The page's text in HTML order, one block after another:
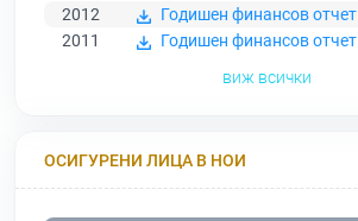
2012
Годишен финансов отчет
2011
Годишен финансов отчет
виж всички
ОСИГУРЕНИ ЛИЦА В НОИ